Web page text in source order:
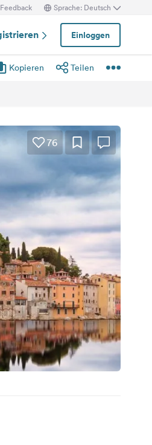
Sprache: Deutsch
Einloggen
Kopieren Teilen
76